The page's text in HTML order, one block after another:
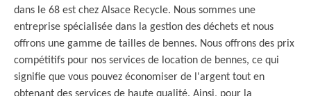
dans le 68 est chez Alsace Recycle. Nous sommes une
entreprise spécialisée dans la gestion des déchets et nous
offrons une gamme de tailles de bennes. Nous offrons des prix
compétitifs pour nos services de location de bennes, ce qui
signifie que vous pouvez économiser de l'argent tout en